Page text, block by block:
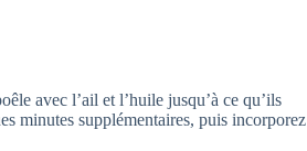
avec l’ail et l’huile jusqu’à ce qu’ils
minutes supplémentaires, puis incorporez